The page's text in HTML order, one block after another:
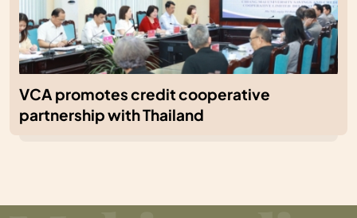
VCA promotes credit cooperative
partnership with Thailand